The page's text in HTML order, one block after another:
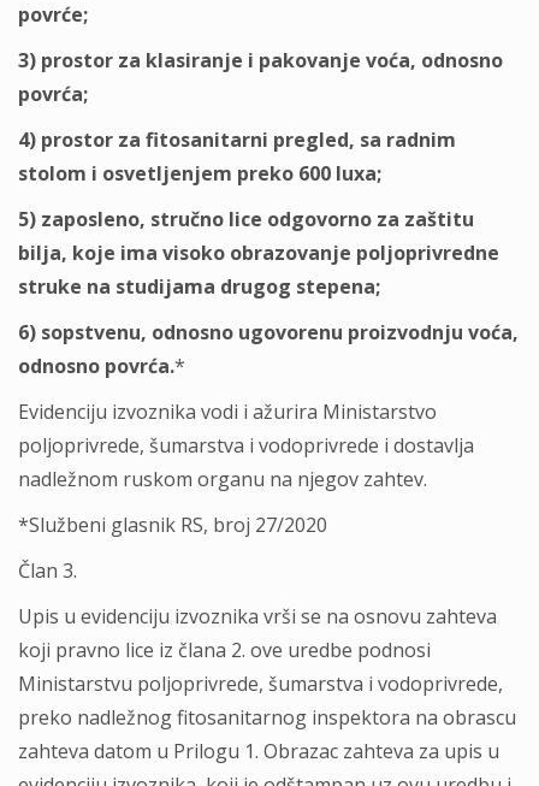
povrće;
3) prostor za klasiranje i pakovanje voća, odnosno
povrća;
4) prostor za fitosanitarni pregled, sa radnim
stolom i osvetlјenjem preko 600 luxa;
5) zaposleno, stručno lice odgovorno za zaštitu
bilјa, koje ima visoko obrazovanje polјoprivredne
struke na studijama drugog stepena;
6) sopstvenu, odnosno ugovorenu proizvodnju voća,
odnosno povrća.*
Evidenciju izvoznika vodi i ažurira Ministarstvo
polјoprivrede, šumarstva i vodoprivrede i dostavlјa
nadležnom ruskom organu na njegov zahtev.
*Službeni glasnik RS, broj 27/2020
Član 3.
Upis u evidenciju izvoznika vrši se na osnovu zahteva
koji pravno lice iz člana 2. ove uredbe podnosi
Ministarstvu polјoprivrede, šumarstva i vodoprivrede,
preko nadležnog fitosanitarnog inspektora na obrascu
zahteva datom u Prilogu 1. Obrazac zahteva za upis u